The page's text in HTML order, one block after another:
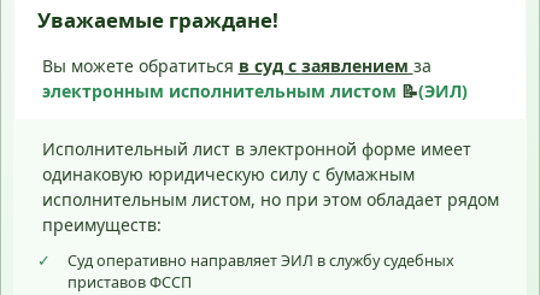
Уважаемые граждане!
Вы можете обратиться в суд с заявлением за
электронным исполнительным листом 📝(ЭИЛ)
Исполнительный лист в электронной форме имеет
одинаковую юридическую силу с бумажным
исполнительным листом, но при этом обладает рядом
преимуществ:
✓
Суд оперативно направляет ЭИЛ в службу судебных
приставов ФССП